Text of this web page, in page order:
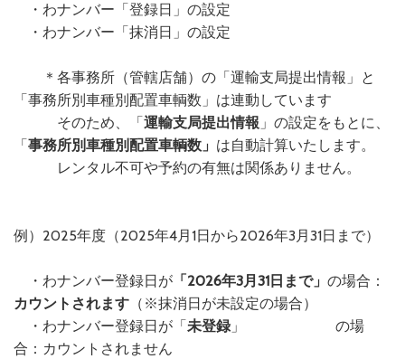
・わナンバー「登録日」の設定
・わナンバー「抹消日」の設定
＊各事務所（管轄店舗）の「運輸支局提出情報」と
「事務所別車種別配置車輌数」は連動しています
そのため、「 運輸支局提出情報 」の設定をもとに、
「 事務所別車種別配置車輌数」 は自動計算いたします。
レンタル不可や予約の有無は関係ありません。
例）2025年度（2025年4月1日から2026年3月31日まで）
・わナンバー登録日が 「2026年3月31日まで」 の場合：
カウントされます （※抹消日が未設定の場合）
・わナンバー登録日が「 未登録」 の場
合：カウントされません